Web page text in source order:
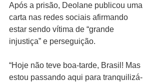
Após a prisão, Deolane publicou uma
carta nas redes sociais afirmando
estar sendo vítima de “grande
injustiça” e perseguição.
“Hoje não teve boa-tarde, Brasil! Mas
estou passando aqui para tranquilizá-